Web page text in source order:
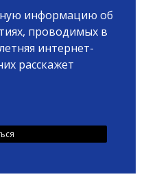
информацию об
проводимых в
интернет-
расскажет